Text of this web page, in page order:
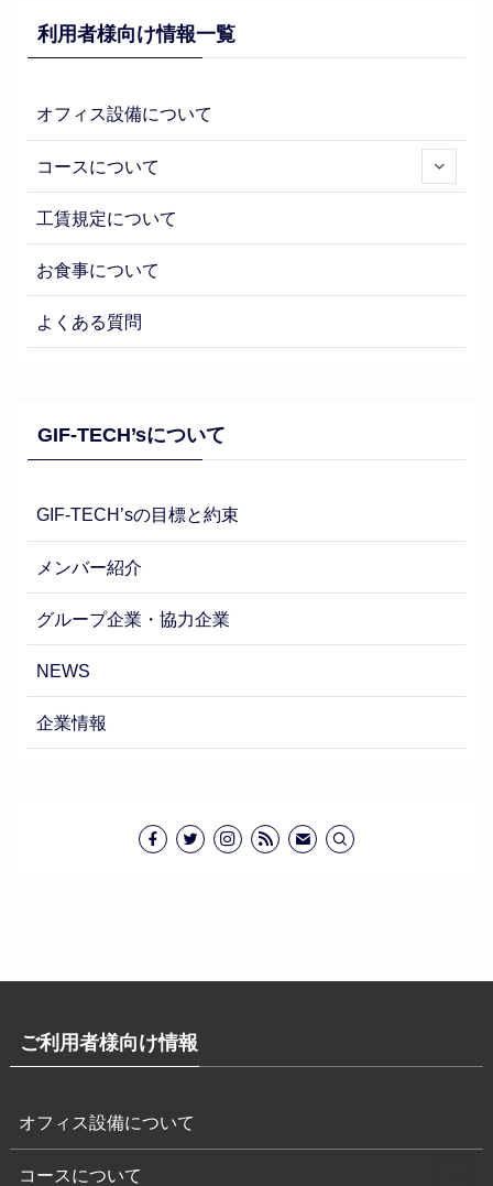
利用者様向け情報一覧
オフィス設備について
コースについて
工賃規定について
お食事について
よくある質問
GIF-TECH’sについて
GIF-TECH’sの目標と約束
メンバー紹介
グループ企業・協力企業
NEWS
企業情報
ご利用者様向け情報
オフィス設備について
コースについて